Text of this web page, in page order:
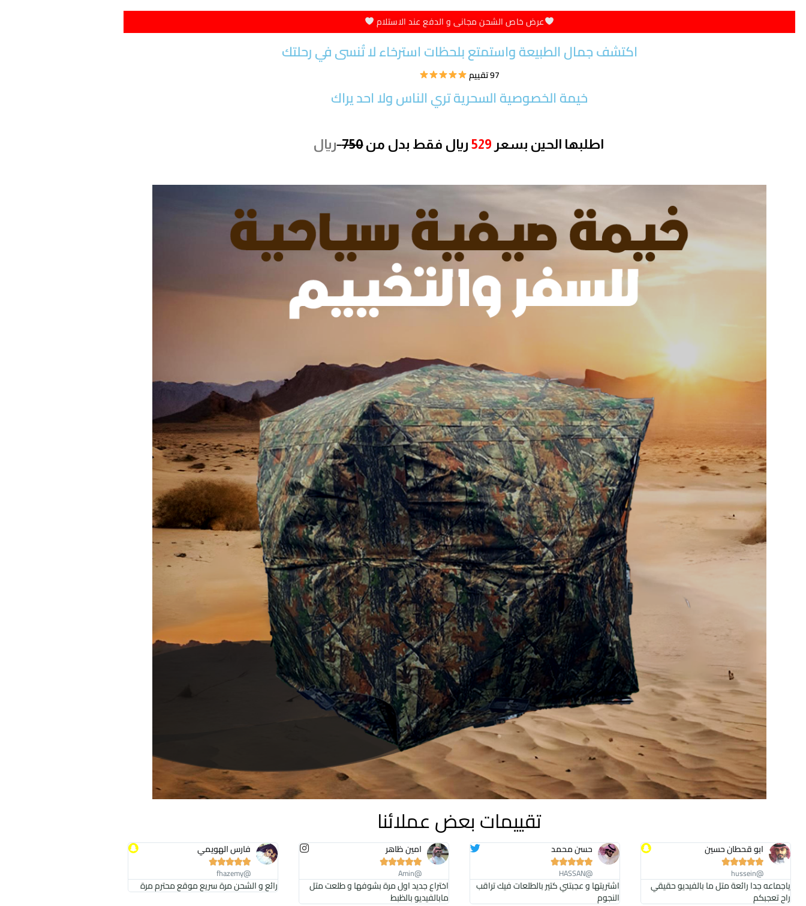
عرض خاص الشحن مجانى و الدفع عند الاستلام
اكتشف جمال الطبيعة واستمتع بلحظات استرخاء لا تُنسى في رحلتك
97 تقييم
خيمة الخصوصية السحرية تري الناس ولا احد يراك
اطلبها الحين بسعر 529 ريال فقط بدل من750 ريال
تقييمات بعض عملائنا
ابو قحطان حسين





@hussein
ياجماعه جدا رائعة متل ما بالفيديو حقيقي
راح تعجبكم
حسن محمد





@HASSAN
اشتريتها و عجبتني كتير بالطلعات فيك تراقب
النجوم
امين ظاهر





@Amin
اختراع جديد اول مرة بشوفها و طلعت متل
مابالفيديو بالظبط
فارس الهويمي





@fhazemy
رائع و الشحن مرة سريع موقع محترم مرة